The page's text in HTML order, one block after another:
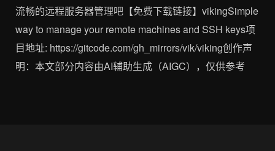
流畅的远程服务器管理吧【免费下载链接】vikingSimple
way to manage your remote machines and SSH keys项
目地址: https://gitcode.com/gh_mirrors/vik/viking创作声
明：本文部分内容由AI辅助生成（AIGC），仅供参考